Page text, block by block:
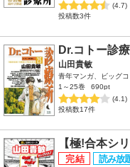
(4.7)
投稿数3件
Dr.コトー診
山田貴敏
青年マンガ、ビッグ
1～25巻
690pt
(4.1)
投稿数17件
【極!合本シ